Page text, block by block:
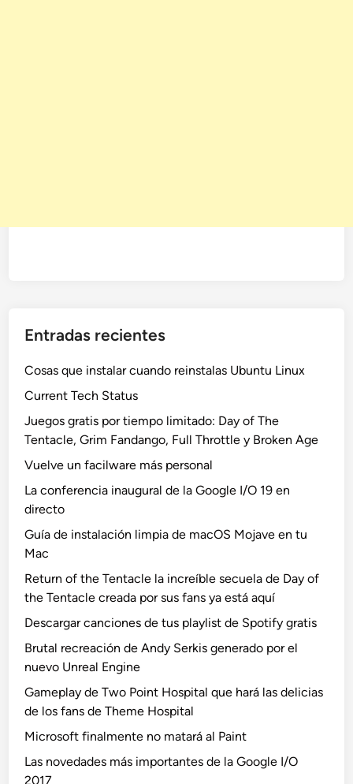
Entradas recientes
Cosas que instalar cuando reinstalas Ubuntu Linux
Current Tech Status
Juegos gratis por tiempo limitado: Day of The
Tentacle, Grim Fandango, Full Throttle y Broken Age
Vuelve un facilware más personal
La conferencia inaugural de la Google I/O 19 en
directo
Guía de instalación limpia de macOS Mojave en tu
Mac
Return of the Tentacle la increíble secuela de Day of
the Tentacle creada por sus fans ya está aquí
Descargar canciones de tus playlist de Spotify gratis
Brutal recreación de Andy Serkis generado por el
nuevo Unreal Engine
Gameplay de Two Point Hospital que hará las delicias
de los fans de Theme Hospital
Microsoft finalmente no matará al Paint
Las novedades más importantes de la Google I/O
2017